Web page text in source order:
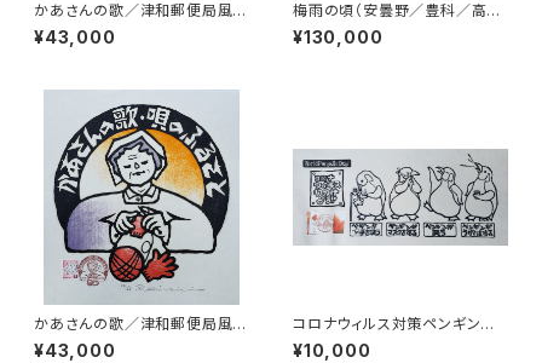
かあさんの歌／津和郵便局風景
印原画（6色）
¥43,000
梅雨の頃（安曇野／豊科／高
家）常念岳、有明山
¥130,000
かあさんの歌／津和郵便局風景
印原画（5色）
¥43,000
コロナウィルス対策ペンギンさ
ん World Penguin day Part1
¥10,000